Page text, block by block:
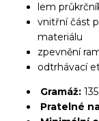
lem
vnitřní část
materiálu
zpevnění
odtrhávací
Gramáž:
Pratelné